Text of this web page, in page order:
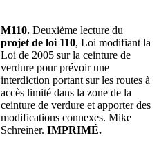
M110. Deuxième lecture du
projet de loi 110, Loi modifiant la
Loi de 2005 sur la ceinture de
verdure pour prévoir une
interdiction portant sur les routes à
accès limité dans la zone de la
ceinture de verdure et apporter des
modifications connexes. Mike
Schreiner. IMPRIMÉ.